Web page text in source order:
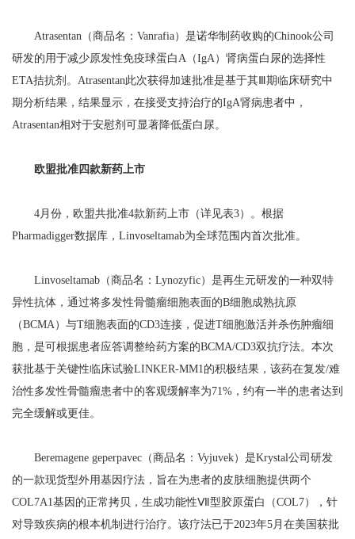
Atrasentan（商品名：Vanrafia）是诺华制药收购的Chinook公司
研发的用于减少原发性免疫球蛋白A（IgA）肾病蛋白尿的选择性
ETA拮抗剂。Atrasentan此次获得加速批准是基于其Ⅲ期临床研究中
期分析结果，结果显示，在接受支持治疗的IgA肾病患者中，
Atrasentan相对于安慰剂可显著降低蛋白尿。
欧盟批准四款新药上市
4月份，欧盟共批准4款新药上市（详见表3）。根据
Pharmadigger数据库，Linvoseltamab为全球范围内首次批准。
Linvoseltamab（商品名：Lynozyfic）是再生元研发的一种双特
异性抗体，通过将多发性骨髓瘤细胞表面的B细胞成熟抗原
（BCMA）与T细胞表面的CD3连接，促进T细胞激活并杀伤肿瘤细
胞，是可根据患者应答调整给药方案的BCMA/CD3双抗疗法。本次
获批基于关键性临床试验LINKER-MM1的积极结果，该药在复发/难
治性多发性骨髓瘤患者中的客观缓解率为71%，约有一半的患者达到
完全缓解或更佳。
Beremagene geperpavec（商品名：Vyjuvek）是Krystal公司研发
的一款现货型外用基因疗法，旨在为患者的皮肤细胞提供两个
COL7A1基因的正常拷贝，生成功能性Ⅶ型胶原蛋白（COL7），针
对导致疾病的根本机制进行治疗。该疗法已于2023年5月在美国获批